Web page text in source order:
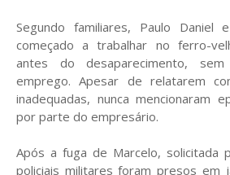
Segundo familiares, Paulo Daniel
começado a trabalhar no ferro-
antes do desaparecimento,
emprego. Apesar de relatarem
inadequadas, nunca mencionaram
por parte do empresário.
Após a fuga de Marcelo, solicitada
policiais militares foram presos em